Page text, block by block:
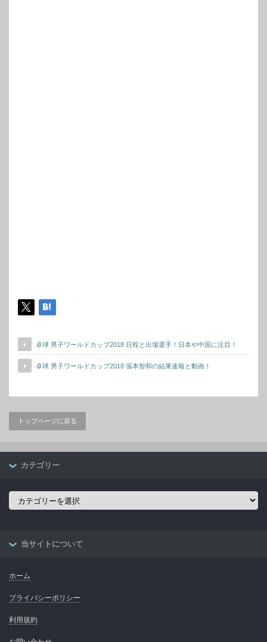
卓球 男子ワールドカップ2018 日程と出場選手！日本や中国に注目！
卓球 男子ワールドカップ2018 張本智和の結果速報と動画！
トップページに戻る
カテゴリー
カ
当サイトについて
ホーム
プライバシーポリシー
利用規約